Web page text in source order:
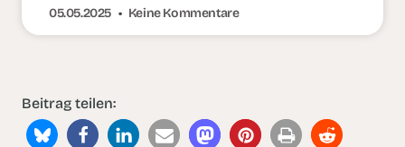
05.05.2025 Keine Kommentare
Beitrag teilen: